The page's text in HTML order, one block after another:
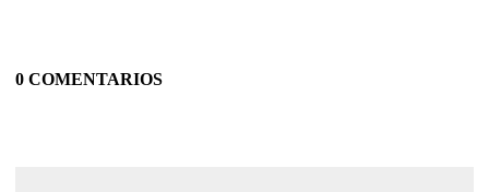
0 COMENTARIOS